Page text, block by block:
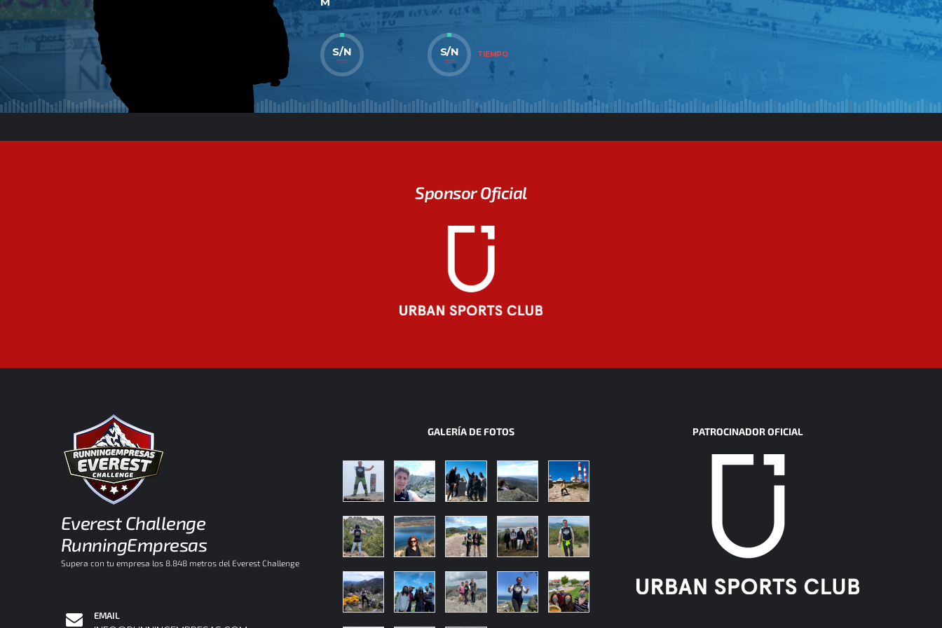
S/N
TOT
S/N
TOT
TIEMPO
Sponsor Oficial
Everest Challenge
RunningEmpresas
Supera con tu empresa los 8.848 metros del Everest Challenge
EMAIL
GALERÍA DE FOTOS PATROCINADOR OFICIAL